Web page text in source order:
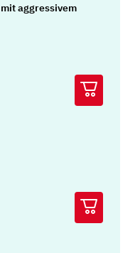
aggressivem